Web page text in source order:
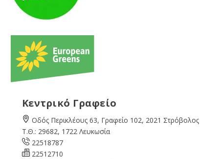
Κεντρικό Γραφείο
Οδός Περικλέους 63, Γραφείο 102, 2021 Στρόβολος
Τ.Θ.: 29682, 1722 Λευκωσία
22518787
22512710